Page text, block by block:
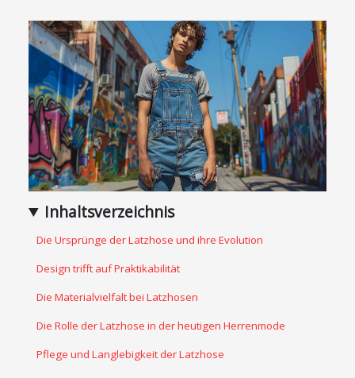
Inhaltsverzeichnis
Die Ursprünge der Latzhose und ihre Evolution
Design trifft auf Praktikabilität
Die Materialvielfalt bei Latzhosen
Die Rolle der Latzhose in der heutigen Herrenmode
Pflege und Langlebigkeit der Latzhose